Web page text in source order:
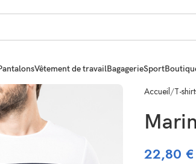
Vêtement de travailBagagerieSport
Accueil T-
22,80 €